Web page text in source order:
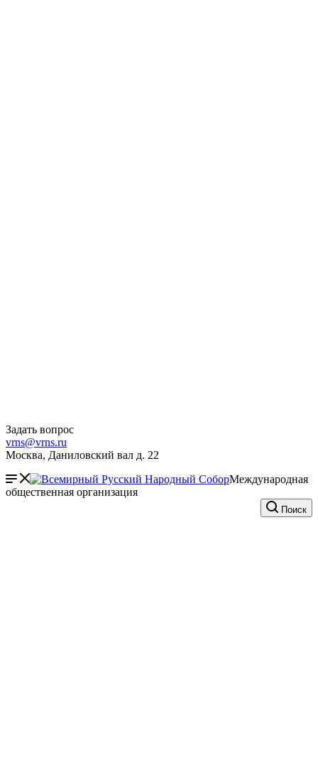
Задать вопрос
vrns@vrns.ru
Москва, Даниловский вал д. 22
Международная
общественная организация
Поиск